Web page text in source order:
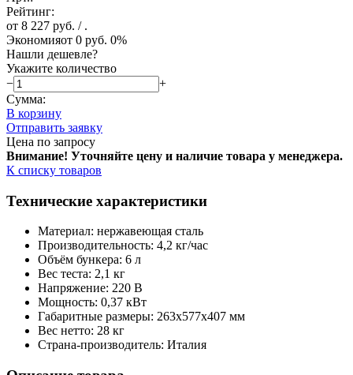
Рейтинг:
от 8 227 руб. / .
Экономияот 0 руб. 0%
Нашли дешевле?
Укажите количество
−
+
Сумма:
В корзину
Отправить заявку
Цена по запросу
Внимание! Уточняйте цену и наличие товара у менеджера.
К списку товаров
Технические характеристики
Материал: нержавеющая сталь
Производительность: 4,2 кг/час
Объём бункера: 6 л
Вес теста: 2,1 кг
Напряжение: 220 В
Мощность: 0,37 кВт
Габаритные размеры: 263х577х407 мм
Вес нетто: 28 кг
Страна-производитель: Италия